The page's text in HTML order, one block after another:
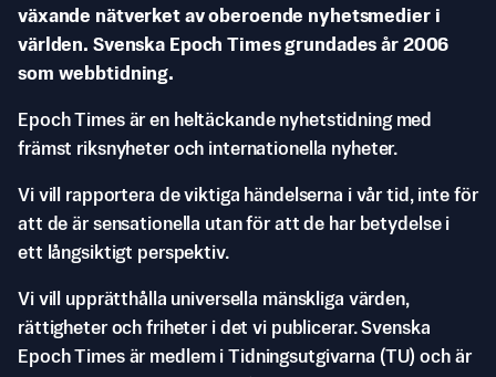
växande nätverket av oberoende nyhetsmedier i
världen. Svenska Epoch Times grundades år 2006
som webbtidning.
Epoch Times är en heltäckande nyhetstidning med
främst riksnyheter och internationella nyheter.
Vi vill rapportera de viktiga händelserna i vår tid, inte för
att de är sensationella utan för att de har betydelse i
ett långsiktigt perspektiv.
Vi vill upprätthålla universella mänskliga värden,
rättigheter och friheter i det vi publicerar. Svenska
Epoch Times är medlem i Tidningsutgivarna (TU) och är